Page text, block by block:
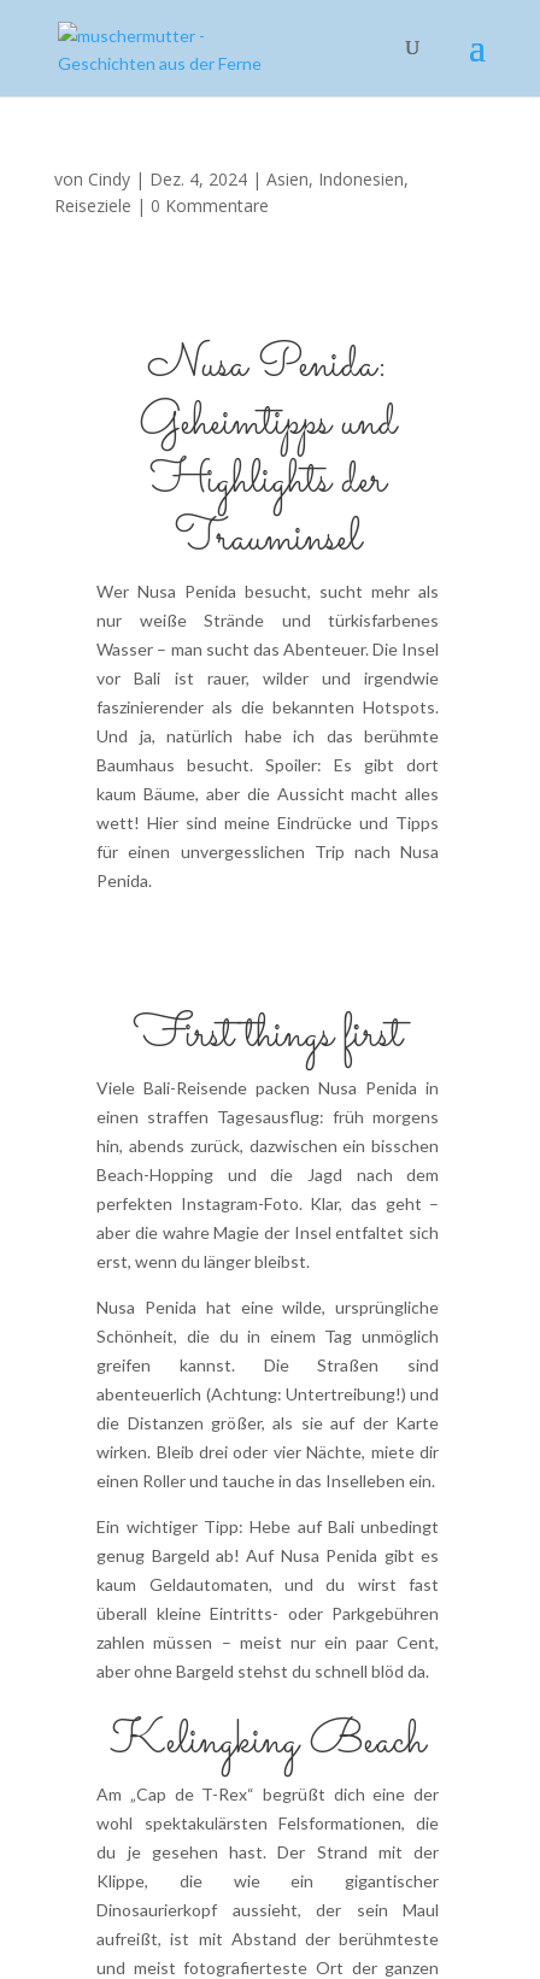
von Cindy| Dez. 4, 2024| Asien, Indonesien,
Reiseziele | 0 Kommentare
Nusa Penida:
Geheimtipps und
Highlights der
Trauminsel
Wer Nusa Penida besucht, sucht mehr als
nur weiße Strände und türkisfarbenes
Wasser – man sucht das Abenteuer. Die Insel
vor Bali ist rauer, wilder und irgendwie
faszinierender als die bekannten Hotspots.
Und ja, natürlich habe ich das berühmte
Baumhaus besucht. Spoiler: Es gibt dort
kaum Bäume, aber die Aussicht macht alles
wett! Hier sind meine Eindrücke und Tipps
für einen unvergesslichen Trip nach Nusa
Penida.
First things first
Viele Bali-Reisende packen Nusa Penida in
einen straffen Tagesausflug: früh morgens
hin, abends zurück, dazwischen ein bisschen
Beach-Hopping und die Jagd nach dem
perfekten Instagram-Foto. Klar, das geht –
aber die wahre Magie der Insel entfaltet sich
erst, wenn du länger bleibst.
Nusa Penida hat eine wilde, ursprüngliche
Schönheit, die du in einem Tag unmöglich
greifen kannst. Die Straßen sind
abenteuerlich (Achtung: Untertreibung!) und
die Distanzen größer, als sie auf der Karte
wirken. Bleib drei oder vier Nächte, miete dir
einen Roller und tauche in das Inselleben ein.
Ein wichtiger Tipp: Hebe auf Bali unbedingt
genug Bargeld ab! Auf Nusa Penida gibt es
kaum Geldautomaten, und du wirst fast
überall kleine Eintritts- oder Parkgebühren
zahlen müssen – meist nur ein paar Cent,
aber ohne Bargeld stehst du schnell blöd da.
Kelingking Beach
Am „Cap de T-Rex“ begrüßt dich eine der
wohl spektakulärsten Felsformationen, die
du je gesehen hast. Der Strand mit der
Klippe, die wie ein gigantischer
Dinosaurierkopf aussieht, der sein Maul
aufreißt, ist mit Abstand der berühmteste
und meist fotografierteste Ort der ganzen